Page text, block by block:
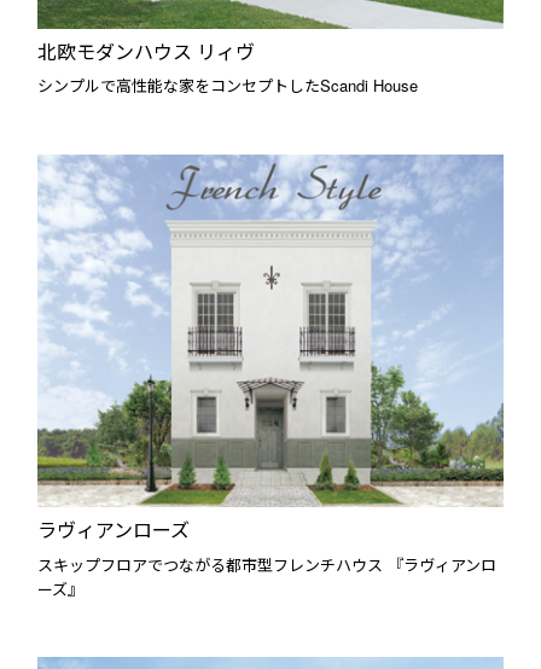
北欧モダンハウス リィヴ
シンプルで高性能な家をコンセプトしたScandi House
ラヴィアンローズ
スキップフロアでつながる都市型フレンチハウス 『ラヴィアンロ
ーズ』